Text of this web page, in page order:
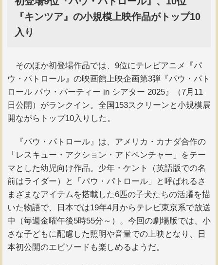
『キンツア』の小規模上映作品がトップ10
入り
そのほか初登場作品では、9位にテレビアニメ『パ
ウ・パトロール』の映画館上映企画第3弾『パウ・パト
ロール パウ・パーティー in シアター 2025』（7月11
日公開）がランクイン。全国153スクリーンと小規模展
開ながらトップ10入りした。
『パウ・パトロール』は、アメリカ・カナダ合作の
「レスキュー・アクション・アドベンチャー」をテー
マとした幼児向け作品。少年・ケント（英語版での名
前はライダー）と「パウ・パトロール」と呼ばれるさ
まざまなアイテムを搭載した6匹の子犬たちの活躍を描
いた物語で、日本では19年4月からテレビ東京系で放送
中（毎週金曜午後5時55分～）。今回の劇場版では、小
さな子どもに配慮した照明や音量での上映となり、日
本初公開のエピソードも楽しめるようだ。